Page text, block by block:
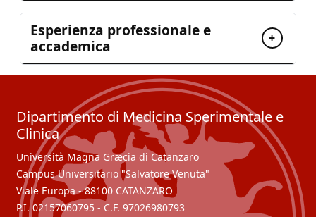
Esperienza professionale e
accademica
+
Dipartimento di Medicina Sperimentale e
Clinica
Università Magna Græcia di Catanzaro
Campus Universitario "Salvatore Venuta"
Viale Europa - 88100 CATANZARO
P.I. 02157060795 - C.F. 97026980793